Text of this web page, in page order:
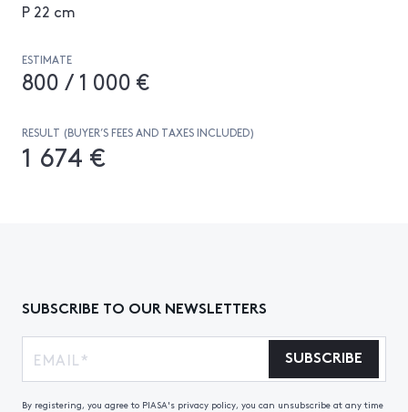
P 22 cm
ESTIMATE
800 / 1 000 €
RESULT (BUYER’S FEES AND TAXES INCLUDED)
1 674 €
SUBSCRIBE TO OUR NEWSLETTERS
SUBSCRIBE
By registering, you agree to PIASA's privacy policy, you can unsubscribe at any time